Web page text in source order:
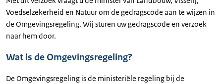
Voedselzekerheid en Natuur om de gedragscode aan te wijzen in
de Omgevingsregeling. Wij sturen uw gedragscode en verzoek
naar hem door.
Wat is de Omgevingsregeling?
De Omgevingsregeling is de ministeriële regeling bij de